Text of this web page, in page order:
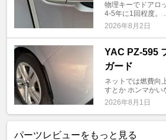
物理キーでドアロ
4-5年に1回程度。
2026年8月2日
YAC PZ-595
ガード
ネットでは燃費向
すとか ホンマかい
2026年8月1日
パーツレビューをもっと見る